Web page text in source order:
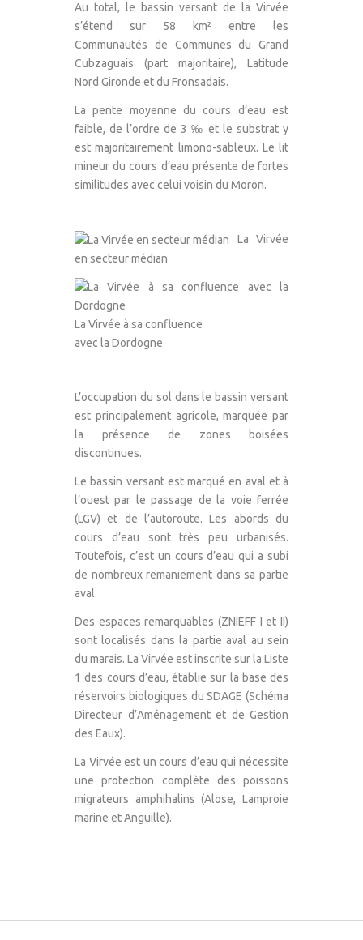
Au total, le bassin versant de la Virvée
s’étend sur 58 km² entre les
Communautés de Communes du Grand
Cubzaguais (part majoritaire), Latitude
Nord Gironde et du Fronsadais.
La pente moyenne du cours d’eau est
faible, de l’ordre de 3 ‰ et le substrat y
est majoritairement limono-sableux. Le lit
mineur du cours d’eau présente de fortes
similitudes avec celui voisin du Moron.
La Virvée
en secteur médian
La Virvée à sa confluence
avec la Dordogne
L’occupation du sol dans le bassin versant
est principalement agricole, marquée par
la présence de zones boisées
discontinues.
Le bassin versant est marqué en aval et à
l’ouest par le passage de la voie ferrée
(LGV) et de l’autoroute. Les abords du
cours d’eau sont très peu urbanisés.
Toutefois, c’est un cours d’eau qui a subi
de nombreux remaniement dans sa partie
aval.
Des espaces remarquables (ZNIEFF I et II)
sont localisés dans la partie aval au sein
du marais. La Virvée est inscrite sur la Liste
1 des cours d’eau, établie sur la base des
réservoirs biologiques du SDAGE (Schéma
Directeur d’Aménagement et de Gestion
des Eaux).
La Virvée est un cours d’eau qui nécessite
une protection complète des poissons
migrateurs amphihalins (Alose, Lamproie
marine et Anguille).